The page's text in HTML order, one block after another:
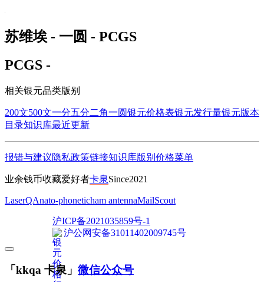
苏维埃 - 一圆 - PCGS
PCGS -
相关银元品类版别
200文500文一分五分二角一圆银元价格表银元发行量银元版本
目录知识库最近更新
报错与建议隐私政策链接知识库版别 价格菜单
业余钱币收藏爱好者卡泉Since2021
LaserQAnato-phoneticham antennaMailScout
沪ICP备2021035859号-1
沪公网安备31011402009745号
「kkqa 卡泉」 微信公众号